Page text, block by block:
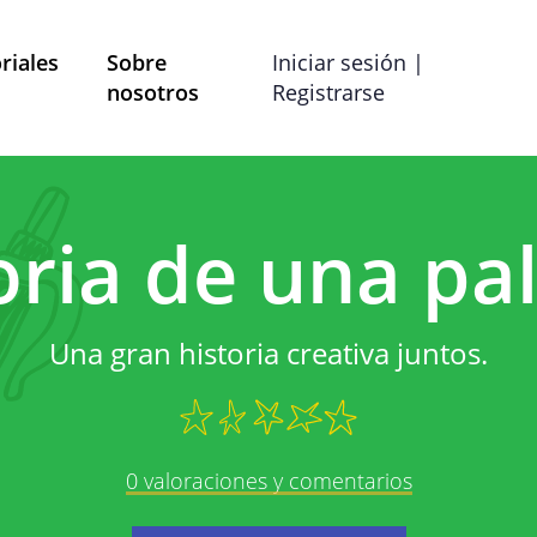
Sobre
nosotros
Iniciar sesión |
Registrarse
de una
Una gran historia creativa juntos.
0 valoraciones y comentarios
Términos y Condiciones Preferencias de
de
por Mobile School vzw con domicilio social en
preguntas, comentarios o quejas, puede